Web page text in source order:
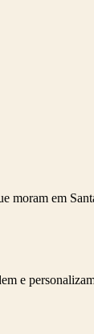
moram em
e